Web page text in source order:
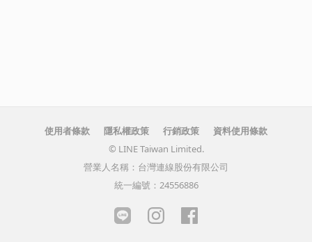
使用者條款 隱私權政策 行銷政策
資料使用條款
© LINE Taiwan Limited.
營業人名稱：台灣連線股份有限公司
統一編號：24556886